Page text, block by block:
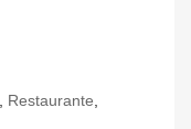
Restaurante